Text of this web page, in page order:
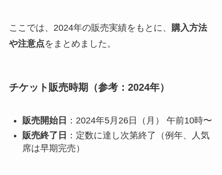
ここでは、2024年の販売実績をもとに、 購入方法
や注意点をまとめました。
チケット販売時期（参考：2024年）
販売開始日 ：2024年5月26日（月） 午前10時〜
販売終了日 ：定数に達し次第終了（例年、人気
席は早期完売）